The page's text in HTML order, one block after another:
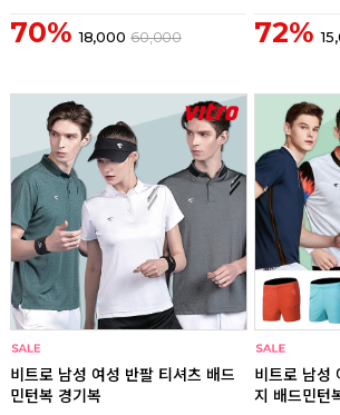
70% 18,000 60,000 72%
비트로 남성 여성 반팔 티셔츠 배드
민턴복 경기복
비트로 남성
지 배드민턴